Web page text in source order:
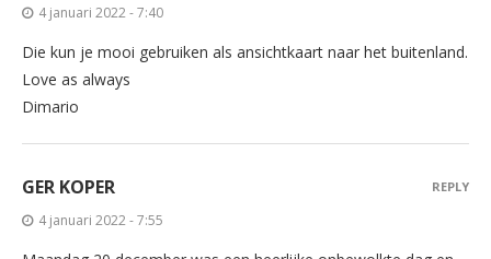
4 januari 2022 - 7:40
Die kun je mooi gebruiken als ansichtkaart naar het buitenland.
Love as always
Dimario
GER KOPER
4 januari 2022 - 7:55
REPLY